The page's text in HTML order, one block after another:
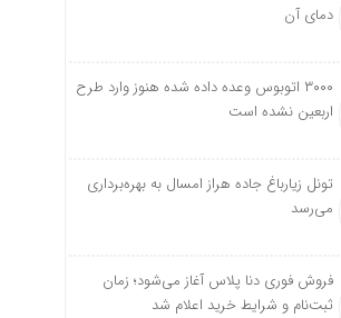
دمای آن
۳۰۰۰ اتوبوس وعده داده شده هنوز وارد طرح
اربعین نشده است
تونل زیارباغ جاده هراز امسال به بهره‌برداری
می‌رسد
فروش فوری دنا پلاس آغاز می‌شود؛ زمان
ثبت‌نام و شرایط خرید اعلام شد